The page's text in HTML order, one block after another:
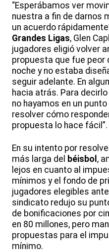
“Esperábamos ver
nuestra a fin de darnos
un acuerdo
Grandes Ligas, Glen
jugadores eligió volver
propuesta que fue peor
noche y no estaba
seguir adelante. En
hacia atrás. Para
no hayamos en un
resolver cómo
propuesta lo hace fácil”.
En su intento por
más larga del béisbol ,
lejos en cuanto al
mínimos y el fondo de
jugadores elegibles
sindicato redujo su
de bonificaciones por
en 80 millones, pero
propuestas para el
mínimo.